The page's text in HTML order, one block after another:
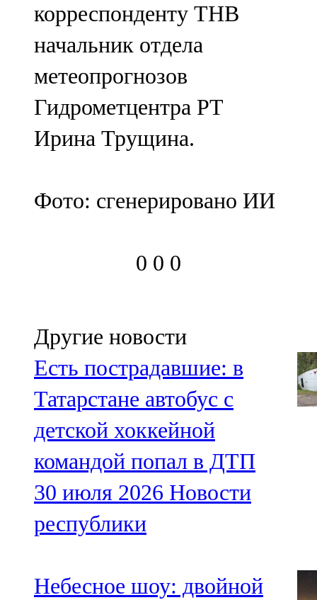
корреспонденту ТНВ
начальник отдела
метеопрогнозов
Гидрометцентра РТ
Ирина Трущина.
Фото: сгенерировано ИИ
0 0 0
Другие новости
Есть пострадавшие: в
Татарстане автобус с
детской хоккейной
командой попал в ДТП
30 июля 2026 Новости
республики
Небесное шоу: двойной